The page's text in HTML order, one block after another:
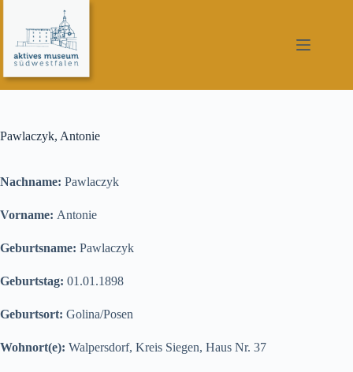
springen
Pawlaczyk, Antonie
Nachname: Pawlaczyk
Vorname: Antonie
Geburtsname: Pawlaczyk
Geburtstag: 01.01.1898
Geburtsort: Golina/Posen
Wohnort(e): Walpersdorf, Kreis Siegen, Haus Nr. 37